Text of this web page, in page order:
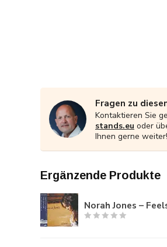
Fragen zu
Kontaktieren Sie
stands.eu oder
Ihnen gerne weiter!
Ergänzende Produkte
Norah Jones –